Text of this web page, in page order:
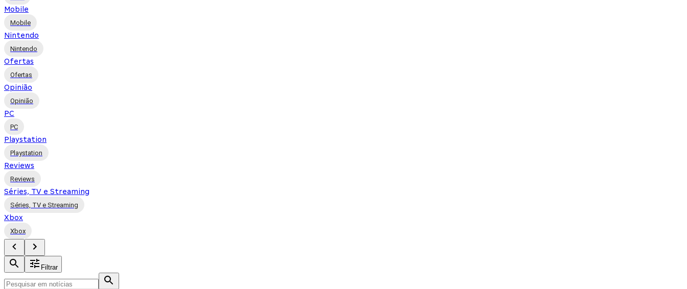
Mobile
Mobile
Nintendo
Nintendo
Ofertas
Ofertas
Opinião
Opinião
PC
PC
Playstation
Playstation
Reviews
Reviews
Séries, TV e Streaming
Séries, TV e Streaming
Xbox
Xbox
Filtrar